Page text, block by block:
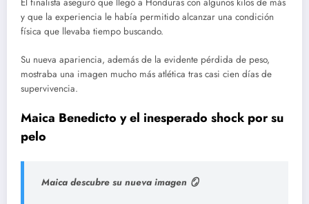
El finalista aseguró que llegó a Honduras con algunos kilos de más
y que la experiencia le había permitido alcanzar una condición
física que llevaba tiempo buscando.
Su nueva apariencia, además de la evidente pérdida de peso,
mostraba una imagen mucho más atlética tras casi cien días de
supervivencia.
Maica Benedicto y el inesperado shock por su
pelo
Maica descubre su nueva imagen 🪞